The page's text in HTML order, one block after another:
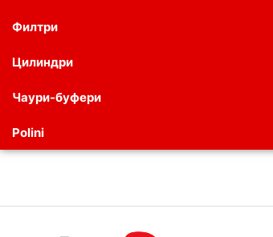
Филтри
Цилиндри
Чаури-буфери
Polini